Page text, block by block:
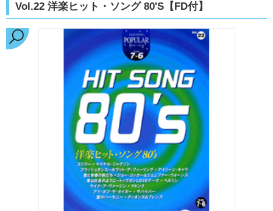
Vol.22 洋楽ヒット・ソング 80'S【FD付】